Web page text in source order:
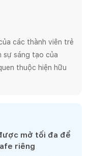
các thành viên trẻ
sự sáng tạo của
thuộc hiện hữu
mở tối đa để
riêng